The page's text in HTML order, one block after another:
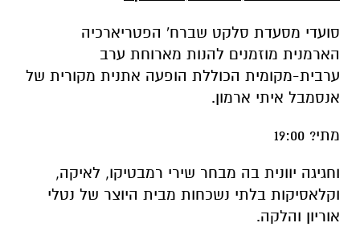
סועדי מסעדת סלקט שברח' הפטריארכיה
הארמנית מוזמנים להנות מארוחת ערב
ערבית-מקומית הכוללת הופעה אתנית מקורית של
אנסמבל איתי ארמון.
מתי? 19:00
וחגיגה יוונית בה מבחר שירי רמבטיקו, לאיקה,
וקלאסיקות בלתי נשכחות מבית היוצר של נטלי
אוריון והלקה.